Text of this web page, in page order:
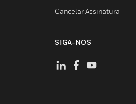
Cancelar Assinatura
SIGA-NOS